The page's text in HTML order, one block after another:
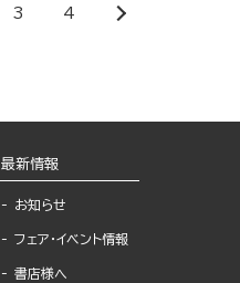
3 4
最新情報
お知らせ
フェア・イベント情報
書店様へ